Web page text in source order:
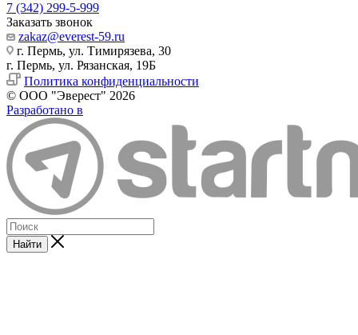
7 (342) 299-5-999
Заказать звонок
zakaz@everest-59.ru
г. Пермь, ул. Тимирязева, 30
г. Пермь, ул. Рязанская, 19Б
Политика конфиденциальности
© ООО "Эверест" 2026
Разработано в
Найти